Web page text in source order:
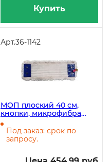
Купить
Арт.36-1142
МОП плоский 40 см,
кнопки, микрофибра
ЭКО, пробивной
Под заказ: срок по
запросу.